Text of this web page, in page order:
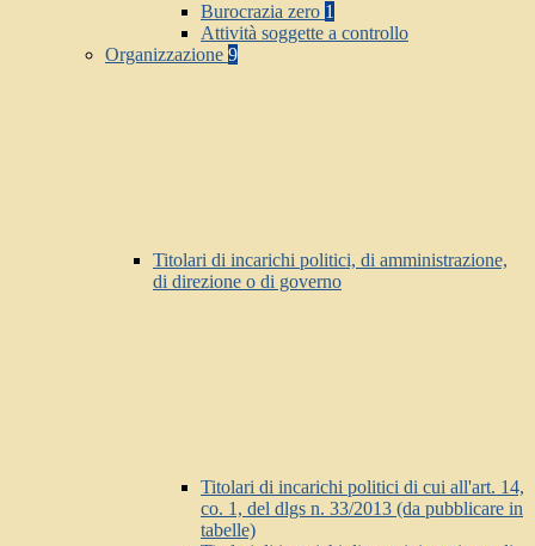
Burocrazia zero 1
Attività soggette a controllo
Organizzazione 9
Titolari di incarichi politici, di amministrazione,
di direzione o di governo
Titolari di incarichi politici di cui all'art. 14,
co. 1, del dlgs n. 33/2013 (da pubblicare in
tabelle)